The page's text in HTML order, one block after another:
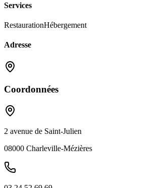
Services
RestaurationHébergement
Adresse
Coordonnées
2 avenue de Saint-Julien
08000 Charleville-Mézières